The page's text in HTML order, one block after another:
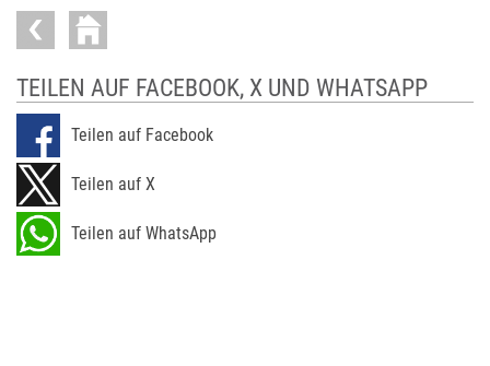
TEILEN AUF FACEBOOK, X UND WHATSAPP
Teilen auf Facebook
Teilen auf X
Teilen auf WhatsApp